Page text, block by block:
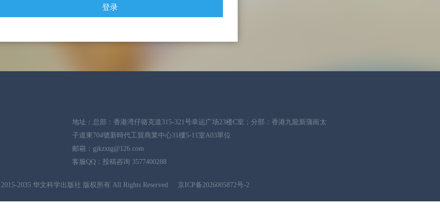
地址：总部：香港湾仔骆克道315-321号幸运广场23楼C室；分部：香港九龍新蒲崗太
子道東704號新時代工貿商業中心31樓5-11室A03單位
邮箱：gjkzxtg@126.com
客服QQ：投稿咨询 3577400288
2035 华文科学出版社 版权所有 All Rights Reserved 京ICP备2026005872号-2